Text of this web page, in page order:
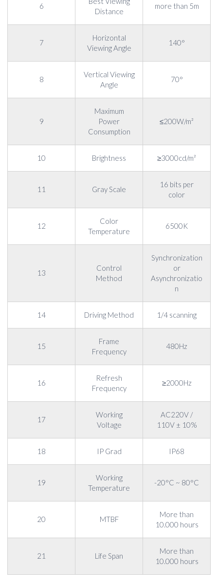
6
Distance
more than 5m
7
Horizontal
Viewing Angle
140°
8
Vertical Viewing
Angle
70°
9
Maximum
Power
Consumption
≤200W/m²
10 Brightness ≥3000cd/m²
11 Gray Scale
16 bits per
color
12
Color
Temperature
6500K
13
Control
Method
Synchronization
or
Asynchronizatio
n
14 Driving Method 1/4 scanning
15
Frame
Frequency
480Hz
16
Refresh
Frequency
≥2000Hz
17
Working
Voltage
AC220V /
110V ± 10%
18 IP Grad IP68
19
Working
Temperature
-20°C ~ 80°C
20 MTBF
More than
10.000 hours
21 Life Span
More than
10.000 hours